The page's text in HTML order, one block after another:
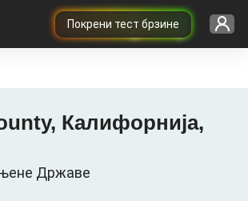
Покрени тест брзине
Калифорнија,
Државе